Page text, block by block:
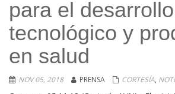
para el desarrollo
tecnológico y
en salud
NOV 05, 2018 PRENSA CORTESÍA,